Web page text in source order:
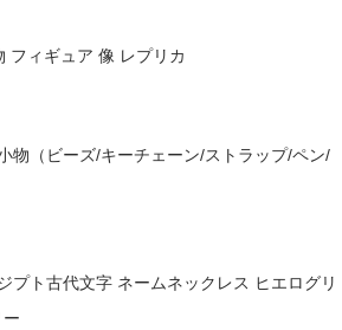
フィギュア 像 レプリカ
物（ビーズ/キーチェーン/ストラップ/ペン/
ト古代文字 ネームネックレス ヒエログリ